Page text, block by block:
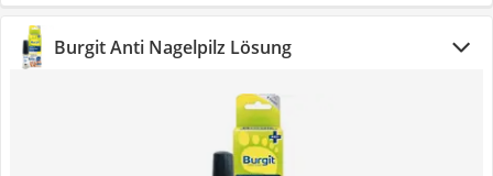
Burgit Anti Nagelpilz Lösung